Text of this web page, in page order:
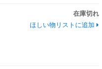
在庫切れ
ほしい物リストに追加